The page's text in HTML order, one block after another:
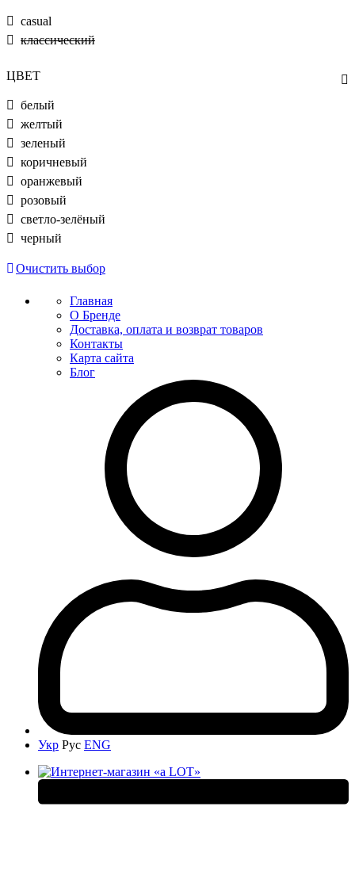
casual
классический
ЦВЕТ
белый
желтый
зеленый
коричневый
оранжевый
розовый
светло-зелёный
черный
Очистить выбор
Главная
О Бренде
Доставка, оплата и возврат товаров
Контакты
Карта сайта
Блог
Укр Рус ENG